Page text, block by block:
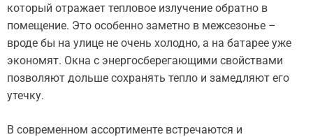
который отражает тепловое излучение обратно в
помещение. Это особенно заметно в межсезонье –
вроде бы на улице не очень холодно, а на батарее уже
экономят. Окна с энергосберегающими свойствами
позволяют дольше сохранять тепло и замедляют его
утечку.
В современном ассортименте встречаются и